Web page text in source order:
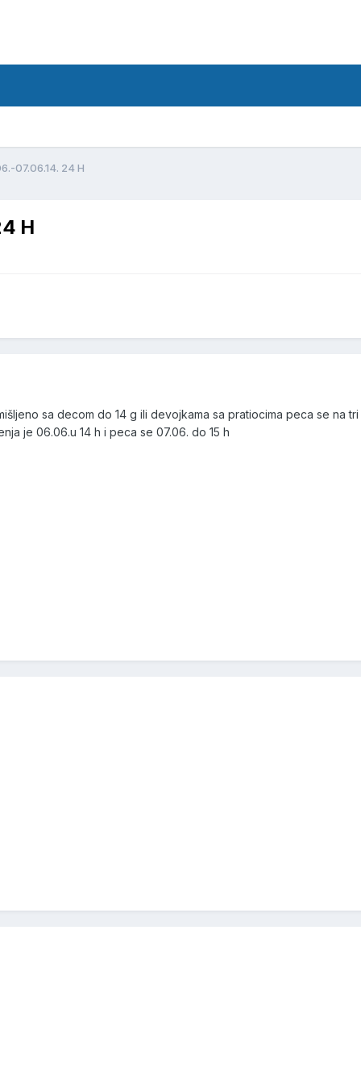
07.06.14. 24 H
H
sa decom do 14 g ili devojkama sa pratiocima peca se na
je 06.06.u 14 h i peca se 07.06. do 15 h